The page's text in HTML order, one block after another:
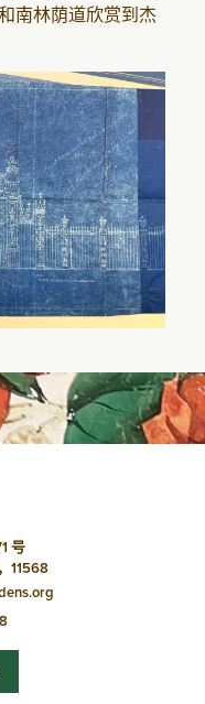
南林荫道欣赏到杰
号
11568